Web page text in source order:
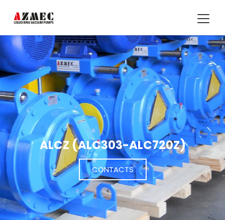
ALCZ (ALC303-ALC720Z)
CONTACTS